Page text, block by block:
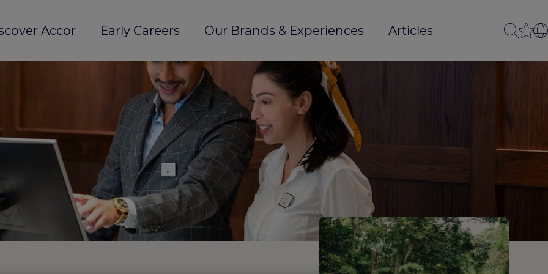
Accor Early Careers Our Brands & Experiences Articles